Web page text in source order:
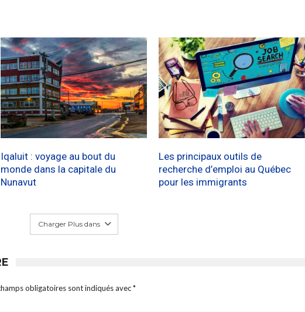
Iqaluit : voyage au bout du
monde dans la capitale du
Nunavut
Les principaux outils de
recherche d’emploi au Québec
pour les immigrants
Charger Plus dans
obligatoires sont indiqués avec*